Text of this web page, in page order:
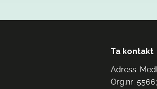
Ta kontakt
Adress:
Org.nr: